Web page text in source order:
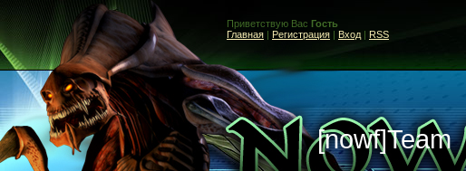
Приветствую Вас Гость
Главная | Регистрация | Вход | RSS
[nowf]Team